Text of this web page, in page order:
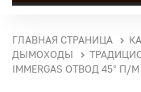
ГЛАВНАЯ СТРАНИЦА
ДЫМОХОДЫ
IMMERGAS ОТВОД 45° П/